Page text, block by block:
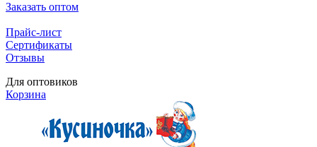
Заказать оптом
Прайс-лист
Сертификаты
Отзывы
Для оптовиков
Корзина